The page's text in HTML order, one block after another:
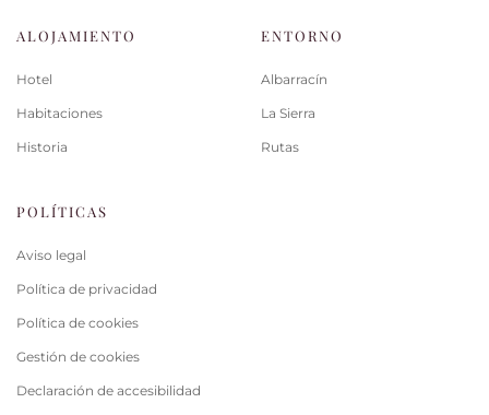
ALOJAMIENTO
Hotel
Habitaciones
Historia
ENTORNO
Albarracín
La Sierra
Rutas
POLÍTICAS
Aviso legal
Política de privacidad
Política de cookies
Gestión de cookies
Declaración de accesibilidad